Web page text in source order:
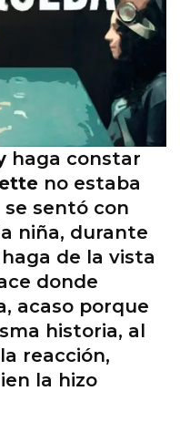
haga constar
no estaba
sentó con
niña, durante
de la vista
donde
acaso porque
historia, al
reacción,
la hizo